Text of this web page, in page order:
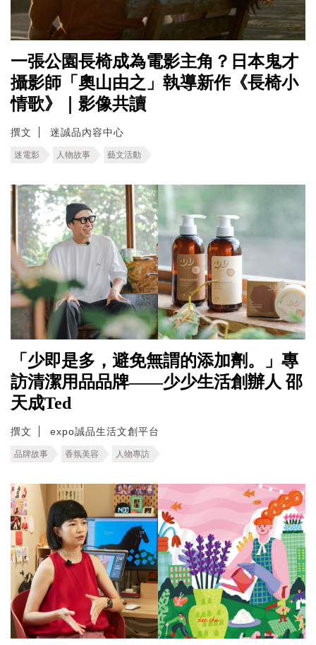
一張公園長椅成為電影主角？日本鬼才
攝影師「奧山由之」執導新作《長椅小
情歌》｜影像共讀
撰文 迷誠品內容中心
迷電影 人物故事 藝文活動
「少即是多，避免無謂的添加劑。」專
訪清潔用品品牌——少少生活創辦人 邵
天成Ted
撰文 expo誠品生活文創平台
品牌故事 香氛美容 人物專訪